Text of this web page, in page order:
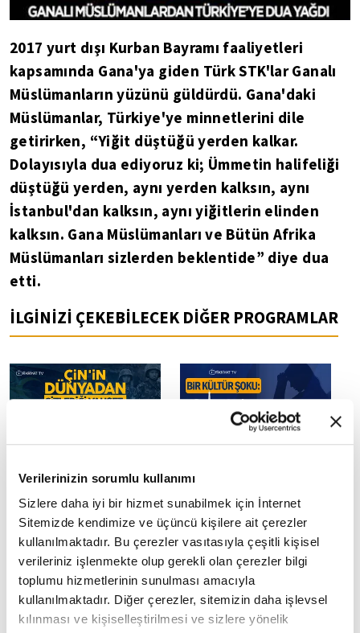
Verilerinizin sorumlu kullanımı
Sizlere daha iyi bir hizmet sunabilmek için İnternet
Sitemizde kendimize ve üçüncü kişilere ait çerezler
kullanılmaktadır. Bu çerezler vasıtasıyla çeşitli kişisel
verileriniz işlenmekte olup gerekli olan çerezler bilgi
toplumu hizmetlerinin sunulması amacıyla
kullanılmaktadır. Diğer çerezler, sitemizin daha işlevsel
kılınması ve kişiselleştirilmesi ve sizlere yönelik
2017 yurt dışı Kurban Bayramı faaliyetleri
kapsamında Gana'ya giden Türk STK'lar Ganalı
Müslümanların yüzünü güldürdü. Gana'daki
Müslümanlar, Türkiye'ye minnetlerini dile
getirirken, “Yiğit düştüğü yerden kalkar.
Dolayısıyla dua ediyoruz ki; Ümmetin halifeliği
düştüğü yerden, aynı yerden kalksın, aynı
İstanbul'dan kalksın, aynı yiğitlerin elinden
kalksın. Gana Müslümanları ve Bütün Afrika
Müslümanları sizlerden beklentide” diye dua
etti.
İLGİNİZİ ÇEKEBİLECEK DİĞER PROGRAMLAR
Çin'in dünyadan gizlediği
vahşet: Barın Katliamı
Bir kültür şoku: Paris
Sendromu